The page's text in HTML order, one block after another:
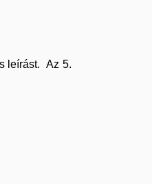
leírást. Az 5.